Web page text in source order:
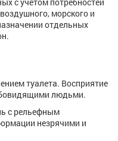
морского и
отдельных
туалета. Восприятие
людьми.
с рельефным
незрячими и